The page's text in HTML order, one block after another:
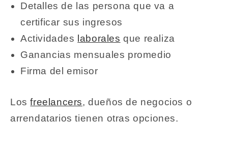
Detalles de las persona que va a
certificar sus ingresos
Actividades laborales que realiza
Ganancias mensuales promedio
Firma del emisor
Losfreelancers, dueños de negocios o
arrendatarios tienen otras opciones.